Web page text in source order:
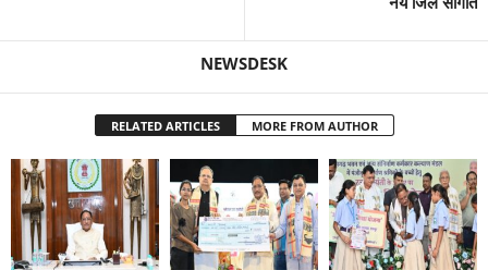
NEWSDESK
RELATED ARTICLES MORE FROM AUTHOR